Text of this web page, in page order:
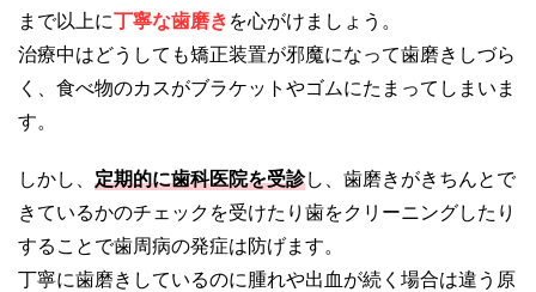
まで以上に丁寧な歯磨き を心がけましょう。
治療中はどうしても矯正装置が邪魔になって歯磨きしづら
く、食べ物のカスがブラケットやゴムにたまってしまいま
す。
しかし、 定期的に歯科医院を受診し、歯磨きがきちんとで
きているかのチェックを受けたり歯をクリーニングしたり
することで歯周病の発症は防げます。
丁寧に歯磨きしているのに腫れや出血が続く場合は違う原